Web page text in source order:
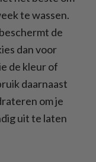
te wassen.
de
dan voor
de kleur of
daarnaast
om je
uit te laten